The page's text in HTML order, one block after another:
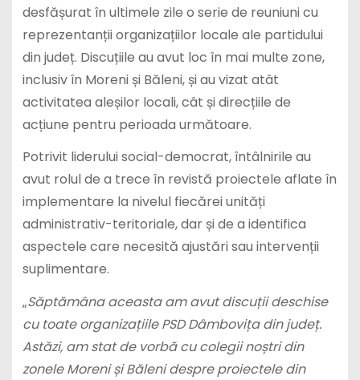
desfășurat în ultimele zile o serie de reuniuni cu
reprezentanții organizațiilor locale ale partidului
din județ. Discuțiile au avut loc în mai multe zone,
inclusiv în Moreni și Băleni, și au vizat atât
activitatea aleșilor locali, cât și direcțiile de
acțiune pentru perioada următoare.
Potrivit liderului social-democrat, întâlnirile au
avut rolul de a trece în revistă proiectele aflate în
implementare la nivelul fiecărei unități
administrativ-teritoriale, dar și de a identifica
aspectele care necesită ajustări sau intervenții
suplimentare.
„Săptămâna aceasta am avut discuții deschise
cu toate organizațiile PSD Dâmbovița din județ.
Astăzi, am stat de vorbă cu colegii noștri din
zonele Moreni și Băleni despre proiectele din